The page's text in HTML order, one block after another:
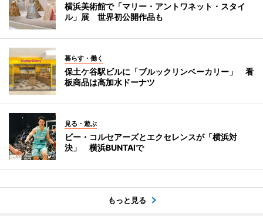
横浜美術館で「マリー・アントワネット・スタイ
ル」展 世界初公開作品も
暮らす・働く
保土ケ谷駅ビルに「ブルックリンベーカリー」 看
板商品は高加水ドーナツ
見る・遊ぶ
ビー・コルセアーズとエクセレンスが「横浜対
決」 横浜BUNTAIで
もっと見る